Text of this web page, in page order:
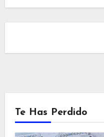
Te Has Perdido